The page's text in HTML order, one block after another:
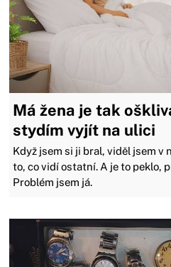
Má žena je tak
stydím vyjít na ulici
Když jsem si ji bral, viděl jsem v
to, co vidí ostatní. A je to peklo,
Problém jsem já.